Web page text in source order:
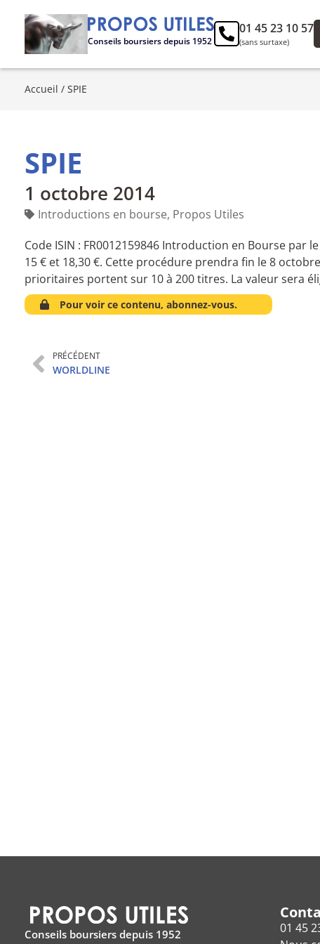
Conseils boursiers depuis 1952
01 45 23 10 57
(sans surtaxe)
Accueil / SPIE
SPIE
1 octobre 2014
Introductions en bourse, Propos Utiles
Code ISIN : FR0012159846 Introduction en Bourse
15 € et 18,30 €. Cette procédure prendra fin le 8
prioritaires portent sur 10 à 200 titres. La valeur sera
Pour voir ce contenu, abonnez-vous.
PRÉCÉDENT
WORLDLINE
Conseils boursiers depuis 1952
01 45